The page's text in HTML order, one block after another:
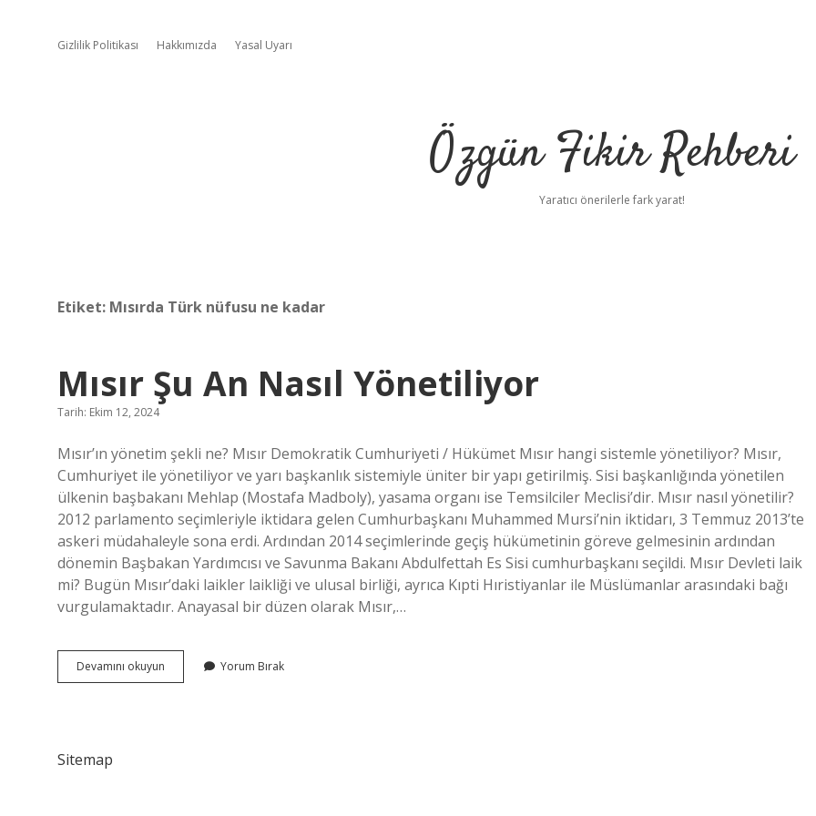
Gizlilik Politikası Hakkımızda Yasal Uyarı
Özgün Fikir Rehberi
Yaratıcı önerilerle fark yarat!
Etiket: Mısırda Türk nüfusu ne kadar
Mısır Şu An Nasıl Yönetiliyor
Tarih: Ekim 12, 2024
Mısır’ın yönetim şekli ne? Mısır Demokratik Cumhuriyeti / Hükümet Mısır hangi sistemle yönetiliyor? Mısır,
Cumhuriyet ile yönetiliyor ve yarı başkanlık sistemiyle üniter bir yapı getirilmiş. Sisi başkanlığında yönetilen
ülkenin başbakanı Mehlap (Mostafa Madboly), yasama organı ise Temsilciler Meclisi’dir. Mısır nasıl yönetilir?
2012 parlamento seçimleriyle iktidara gelen Cumhurbaşkanı Muhammed Mursi’nin iktidarı, 3 Temmuz 2013’te
askeri müdahaleyle sona erdi. Ardından 2014 seçimlerinde geçiş hükümetinin göreve gelmesinin ardından
dönemin Başbakan Yardımcısı ve Savunma Bakanı Abdulfettah Es Sisi cumhurbaşkanı seçildi. Mısır Devleti laik
mi? Bugün Mısır’daki laikler laikliği ve ulusal birliği, ayrıca Kıpti Hıristiyanlar ile Müslümanlar arasındaki bağı
vurgulamaktadır. Anayasal bir düzen olarak Mısır,…
Devamını okuyun
Şu
Yorum Bırak
Sitemap